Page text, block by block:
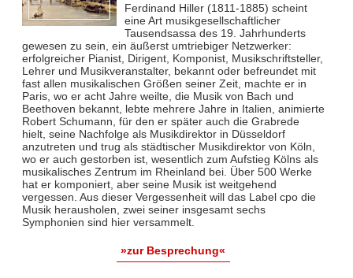
Ferdinand Hiller (1811-1885) scheint
eine Art musikgesellschaftlicher
Tausendsassa des 19. Jahrhunderts
gewesen zu sein, ein äußerst umtriebiger Netzwerker:
erfolgreicher Pianist, Dirigent, Komponist, Musikschriftsteller,
Lehrer und Musikveranstalter, bekannt oder befreundet mit
fast allen musikalischen Größen seiner Zeit, machte er in
Paris, wo er acht Jahre weilte, die Musik von Bach und
Beethoven bekannt, lebte mehrere Jahre in Italien, animierte
Robert Schumann, für den er später auch die Grabrede
hielt, seine Nachfolge als Musikdirektor in Düsseldorf
anzutreten und trug als städtischer Musikdirektor von Köln,
wo er auch gestorben ist, wesentlich zum Aufstieg Kölns als
musikalisches Zentrum im Rheinland bei. Über 500 Werke
hat er komponiert, aber seine Musik ist weitgehend
vergessen. Aus dieser Vergessenheit will das Label cpo die
Musik herausholen, zwei seiner insgesamt sechs
Symphonien sind hier versammelt.
»zur Besprechung«